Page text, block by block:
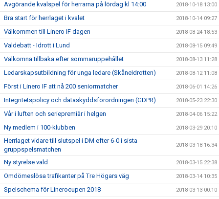
Avgörande kvalspel för herrarna på lördag kl 14:00 2018-10-18 13:00
Bra start för herrlaget i kvalet 2018-10-14 09:27
Välkommen till Linero IF dagen 2018-08-24 18:53
Valdebatt - Idrott i Lund 2018-08-15 09:49
Välkomna tillbaka efter sommaruppehållet 2018-08-13 11:28
Ledarskapsutbildning för unga ledare (SkåneIdrotten) 2018-08-12 11:08
Först i Linero IF att nå 200 seniormatcher 2018-06-01 14:26
Integritetspolicy och dataskyddsförordningen (GDPR) 2018-05-23 22:30
Vår i luften och seriepremiär i helgen 2018-04-06 15:22
Ny medlem i 100-klubben 2018-03-29 20:10
Herrlaget vidare till slutspel i DM efter 6-0 i sista
gruppspelsmatchen
2018-03-18 16:34
Ny styrelse vald 2018-03-15 22:38
Omdömeslösa trafikanter på Tre Högars väg 2018-03-14 10:35
Spelschema för Linerocupen 2018 2018-03-13 00:10